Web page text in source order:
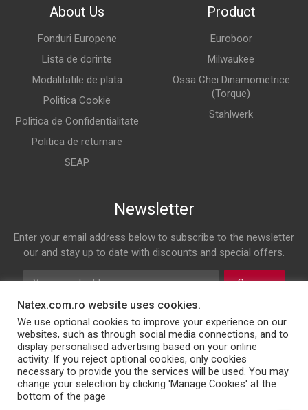
About Us
Fonduri Europene
Lista de dorinte
Modalitatile de plata
Politica Cookie
Politica de Confidentialitate
Politica de returnare
SEAP
Product
Euroboor
Milwaukee
Ossa Chei Dinamometrice
(Torque)
Stahlwerk
Newsletter
Enter your email address below to subscribe to the newsletter
our and stay up to date with discounts and special offers.
Sign up
Follow us on
FacebookTwitterYoutubeInstagramLinkedInWhatsApp
Email
© 2026 NATEX INT SRL
Natex.com.ro website uses cookies.
We use optional cookies to improve your experience on our
websites, such as through social media connections, and to
display personalised advertising based on your online
activity. If you reject optional cookies, only cookies
necessary to provide you the services will be used. You may
change your selection by clicking 'Manage Cookies' at the
bottom of the page